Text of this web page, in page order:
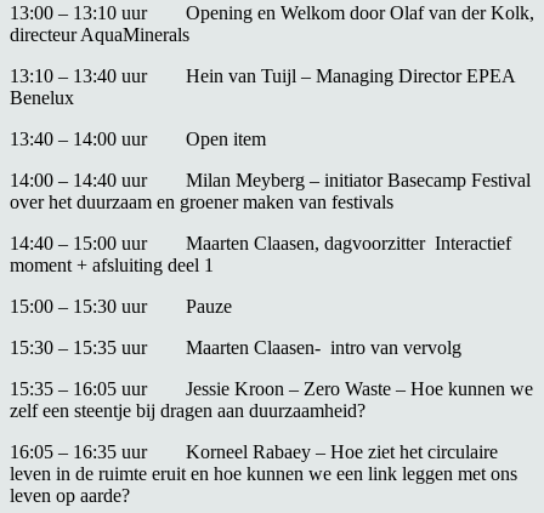
13:00 – 13:10 uur Opening en Welkom door Olaf van der Kolk,
directeur AquaMinerals
13:10 – 13:40 uur Hein van Tuijl – Managing Director EPEA
Benelux
13:40 – 14:00 uur Open item
14:00 – 14:40 uur Milan Meyberg – initiator Basecamp Festival
over het duurzaam en groener maken van festivals
14:40 – 15:00 uur Maarten Claasen, dagvoorzitter Interactief
moment + afsluiting deel 1
15:00 – 15:30 uur Pauze
15:30 – 15:35 uur Maarten Claasen- intro van vervolg
15:35 – 16:05 uur Jessie Kroon – Zero Waste – Hoe kunnen we
zelf een steentje bij dragen aan duurzaamheid?
16:05 – 16:35 uur Korneel Rabaey – Hoe ziet het circulaire
leven in de ruimte eruit en hoe kunnen we een link leggen met ons
leven op aarde?